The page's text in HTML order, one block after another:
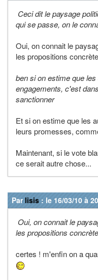
Ceci dit le paysage
qui se passe, on le
Oui, on connait le
les propositions
ben si on estime que
engagements, c'est
sanctionner
Et si on estime que les
leurs promesses,
Maintenant, si le vote
ce serait autre chose...
Par lisis : le 16/03/10 à
Oui, on connait le
les propositions
certes ! m'enfin on a